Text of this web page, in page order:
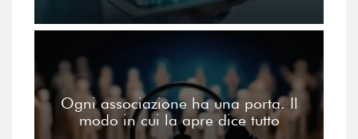
Ogni associazione ha una porta. Il
modo in cui la apre dice tutto